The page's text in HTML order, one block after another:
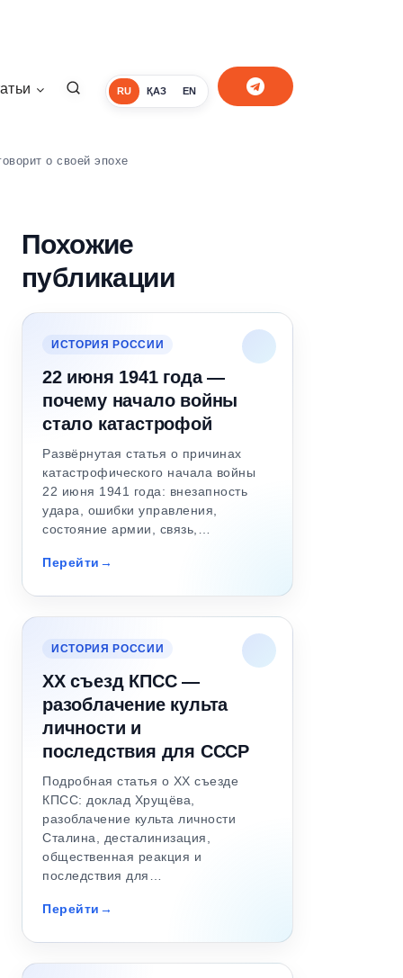
RU ҚАЗ EN
о своей эпохе
Похожие
публикации
ИСТОРИЯ РОССИИ
22 июня 1941 года —
почему начало войны
стало катастрофой
Развёрнутая статья о причинах
катастрофического начала войны
22 июня 1941 года: внезапность
удара, ошибки управления,
состояние армии, связь,…
Перейти
ИСТОРИЯ РОССИИ
XX съезд КПСС —
разоблачение культа
личности и
последствия для СССР
Подробная статья о XX съезде
КПСС: доклад Хрущёва,
разоблачение культа личности
Сталина, десталинизация,
общественная реакция и
последствия для…
Перейти